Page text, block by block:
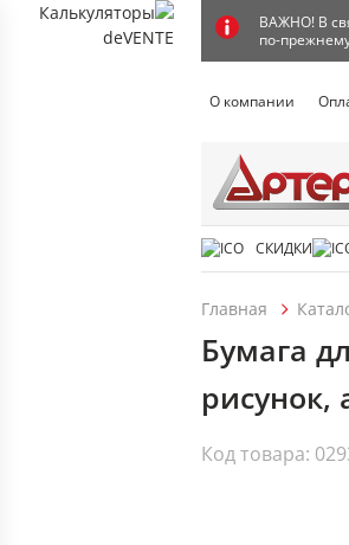
ВАЖНО! В
по-
О компании
СКИДКИ
Главная
Бумага
рисунок,
Код товара: